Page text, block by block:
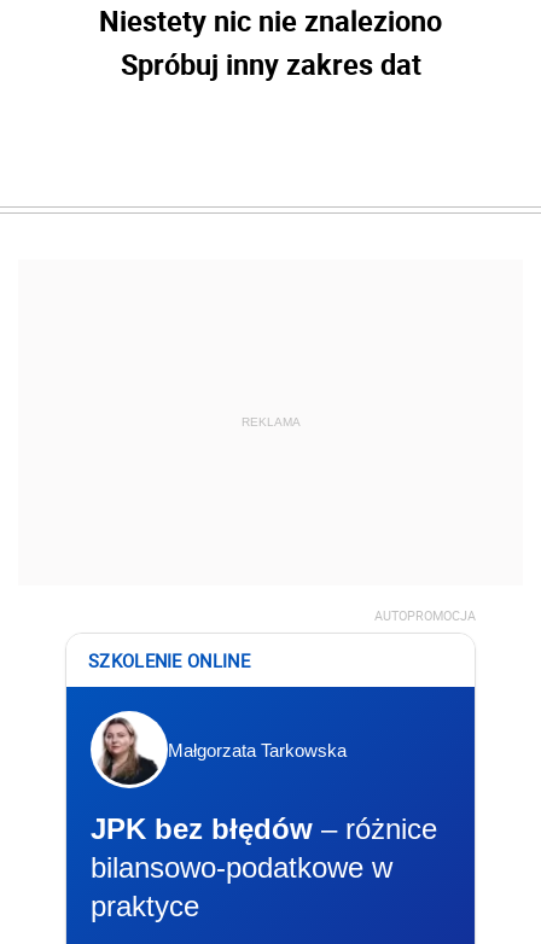
Niestety nic nie znaleziono
Spróbuj inny zakres dat
REKLAMA
AUTOPROMOCJA
SZKOLENIE ONLINE
Małgorzata Tarkowska
JPK bez błędów – różnice
bilansowo-podatkowe w
praktyce